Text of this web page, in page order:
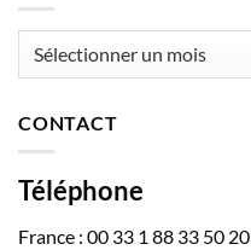
CONTACT
Téléphone
France : 00 33 1 88 33 50 20